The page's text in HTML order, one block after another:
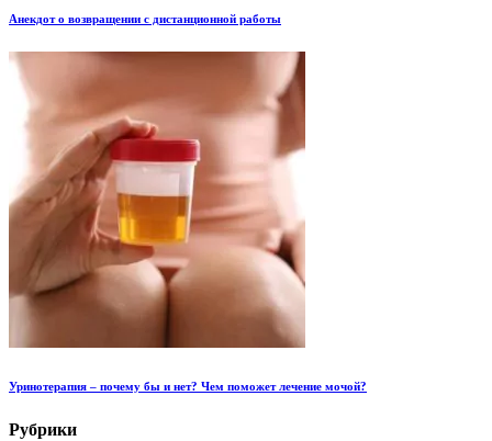
Анекдот о возвращении с дистанционной работы
Уринотерапия – почему бы и нет? Чем поможет лечение мочой?
Рубрики